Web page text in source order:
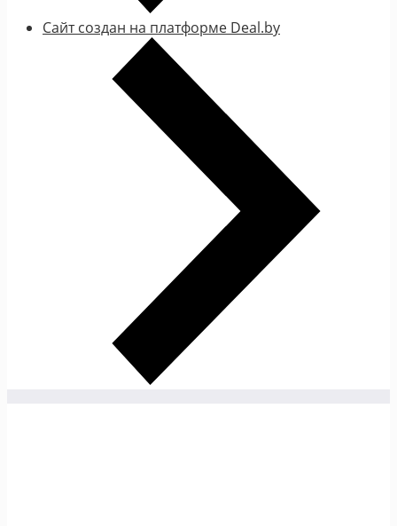
Сайт создан на платформе Deal.by